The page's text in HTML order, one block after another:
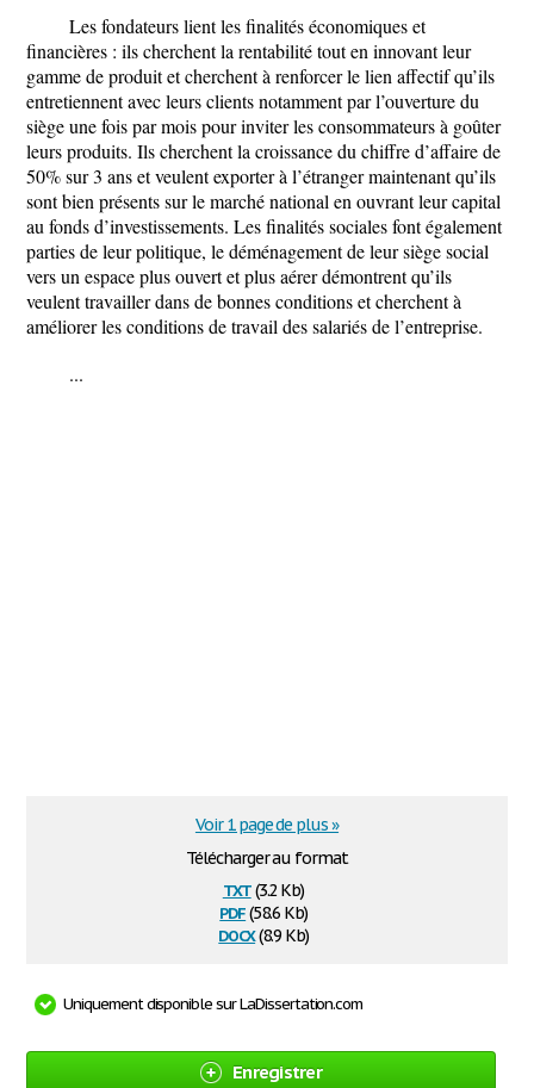
Les fondateurs lient les finalités économiques et
financières : ils cherchent la rentabilité tout en innovant leur
gamme de produit et cherchent à renforcer le lien affectif qu’ils
entretiennent avec leurs clients notamment par l’ouverture du
siège une fois par mois pour inviter les consommateurs à goûter
leurs produits. Ils cherchent la croissance du chiffre d’affaire de
50% sur 3 ans et veulent exporter à l’étranger maintenant qu’ils
sont bien présents sur le marché national en ouvrant leur capital
au fonds d’investissements. Les finalités sociales font également
parties de leur politique, le déménagement de leur siège social
vers un espace plus ouvert et plus aérer démontrent qu’ils
veulent travailler dans de bonnes conditions et cherchent à
améliorer les conditions de travail des salariés de l’entreprise.
...
Télécharger au format
txt(3.2 Kb)
pdf(58.6 Kb)
docx(8.9 Kb)
Voir 1 page de plus »
Uniquement disponible sur LaDissertation.com
Enregistrer